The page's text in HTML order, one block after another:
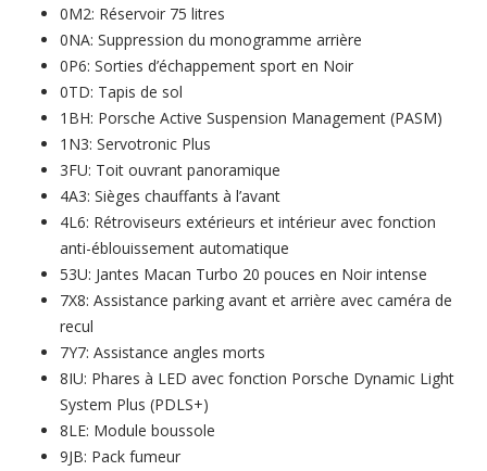
0M2: Réservoir 75 litres
0NA: Suppression du monogramme arrière
0P6: Sorties d’échappement sport en Noir
0TD: Tapis de sol
1BH: Porsche Active Suspension Management (PASM)
1N3: Servotronic Plus
3FU: Toit ouvrant panoramique
4A3: Sièges chauffants à l’avant
4L6: Rétroviseurs extérieurs et intérieur avec fonction
anti-éblouissement automatique
53U: Jantes Macan Turbo 20 pouces en Noir intense
7X8: Assistance parking avant et arrière avec caméra de
recul
7Y7: Assistance angles morts
8IU: Phares à LED avec fonction Porsche Dynamic Light
System Plus (PDLS+)
8LE: Module boussole
9JB: Pack fumeur